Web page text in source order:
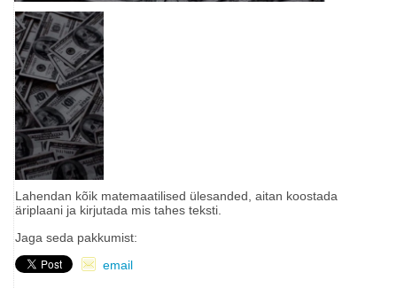
Lahendan kõik matemaatilised ülesanded, aitan koostada
äriplaani ja kirjutada mis tahes teksti.
Jaga seda pakkumist:
email